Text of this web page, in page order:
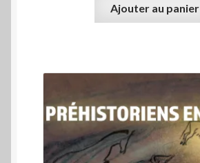
Ajouter au panier